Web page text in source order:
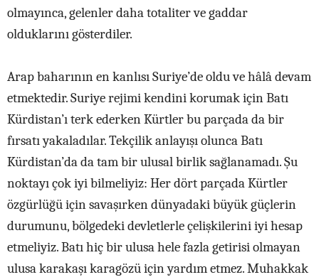
olmayınca, gelenler daha totaliter ve gaddar
olduklarını gösterdiler.
Arap baharının en kanlısı Suriye’de oldu ve hâlâ devam
etmektedir. Suriye rejimi kendini korumak için Batı
Kürdistan’ı terk ederken Kürtler bu parçada da bir
fırsatı yakaladılar. Tekçilik anlayışı olunca Batı
Kürdistan’da da tam bir ulusal birlik sağlanamadı. Şu
noktayı çok iyi bilmeliyiz: Her dört parçada Kürtler
özgürlüğü için savaşırken dünyadaki büyük güçlerin
durumunu, bölgedeki devletlerle çelişkilerini iyi hesap
etmeliyiz. Batı hiç bir ulusa hele fazla getirisi olmayan
ulusa karakaşı karagözü için yardım etmez. Muhakkak